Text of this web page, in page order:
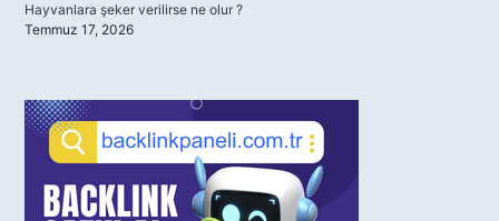
Hayvanlara şeker verilirse ne olur ?
Temmuz 17, 2026